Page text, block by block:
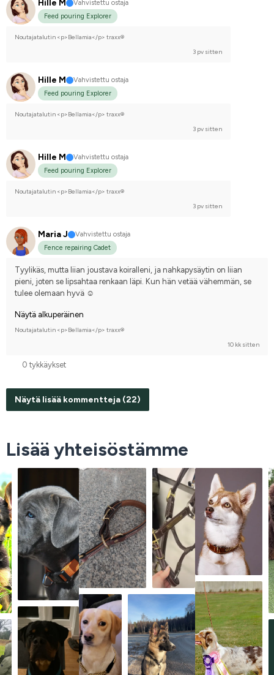
Hille M
Vahvistettu ostaja
Feed pouring Explorer
Noutajatalutin <p>Bellamia</p> traxx®
3 pv sitten
Hille M
Vahvistettu ostaja
Feed pouring Explorer
Noutajatalutin <p>Bellamia</p> traxx®
3 pv sitten
Hille M
Vahvistettu ostaja
Feed pouring Explorer
Noutajatalutin <p>Bellamia</p> traxx®
3 pv sitten
Maria J
Vahvistettu ostaja
Fence repairing Cadet
Tyylikäs, mutta liian joustava koiralleni, ja nahkapysäytin on liian
pieni, joten se lipsahtaa renkaan läpi. Kun hän vetää vähemmän, se
tulee olemaan hyvä ☺️
Näytä alkuperäinen
Noutajatalutin <p>Bellamia</p> traxx®
10 kk sitten
0 tykkäykset
Näytä lisää kommentteja (22)
Lisää yhteisöstämme